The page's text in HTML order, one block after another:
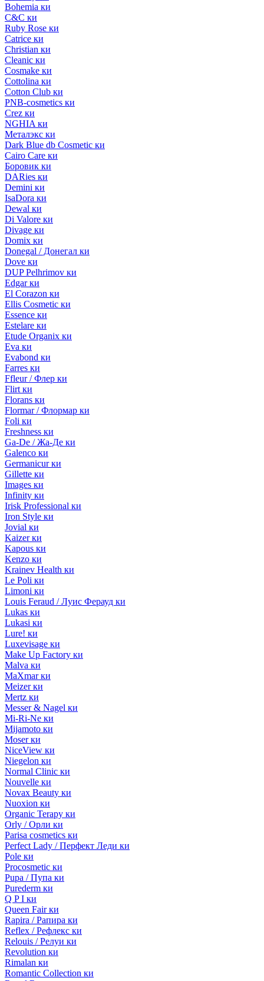
Bohemia ки
C&C ки
Ruby Rose ки
Catrice ки
Christian ки
Cleanic ки
Cosmake ки
Cottolina ки
Cotton Club ки
PNB-cosmetics ки
Crez ки
NGHIA ки
Металэкс ки
Dark Blue db Cosmetic ки
Cairo Care ки
Боровик ки
DARies ки
Demini ки
IsaDora ки
Dewal ки
Di Valore ки
Divage ки
Domix ки
Donegal / Донегал ки
Dove ки
DUP Pelhrimov ки
Edgar ки
El Corazon ки
Ellis Cosmetic ки
Essence ки
Estelare ки
Etude Organix ки
Eva ки
Evabond ки
Farres ки
Ffleur / Флер ки
Flirt ки
Florans ки
Flormar / Флормар ки
Foli ки
Freshness ки
Ga-De / Жа-Де ки
Galenco ки
Germanicur ки
Gillette ки
Images ки
Infinity ки
Irisk Professional ки
Iron Style ки
Jovial ки
Kaizer ки
Kapous ки
Kenzo ки
Krainev Health ки
Le Poli ки
Limoni ки
Louis Feraud / Луис Ферауд ки
Lukas ки
Lukasi ки
Lure! ки
Luxevisage ки
Make Up Factory ки
Malva ки
MaXmar ки
Meizer ки
Mertz ки
Messer & Nagel ки
Mi-Ri-Ne ки
Mijamoto ки
Moser ки
NiceView ки
Niegelon ки
Normal Clinic ки
Nouvelle ки
Novax Beauty ки
Nuoxion ки
Organic Terapy ки
Orly / Орли ки
Parisa cosmetics ки
Perfect Lady / Перфект Леди ки
Pole ки
Procosmetic ки
Pupa / Пупа ки
Purederm ки
Q P I ки
Queen Fair ки
Rapira / Рапира ки
Reflex / Рефлекс ки
Relouis / Релуи ки
Revolution ки
Rimalan ки
Romantic Collection ки